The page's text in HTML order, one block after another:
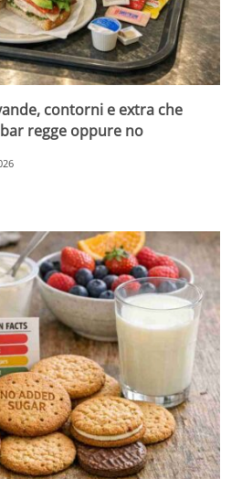
contorni e extra che
regge oppure no